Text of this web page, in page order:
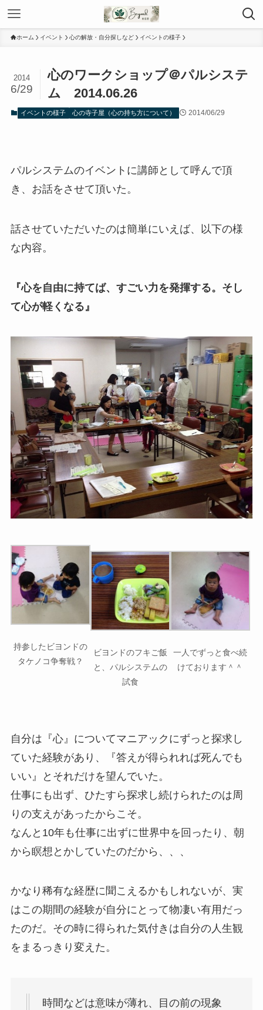
ホーム イベント 心の解放・自分探しなど イベントの様子
心のワークショップ＠パルシステ
ム 2014.06.26
2014
6/29
イベントの様子 心の寺子屋（心の持ち方について） 2014/06/29
パルシステムのイベントに講師として呼んで頂
き、お話をさせて頂いた。
話させていただいたのは簡単にいえば、以下の様
な内容。
『心を自由に持てば、すごい力を発揮する。そし
て心が軽くなる』
持参したビヨンドの
タケノコ争奪戦？
ビヨンドのフキご飯
と、パルシステムの
試食
一人でずっと食べ続
けております＾＾
自分は『心』についてマニアックにずっと探求し
ていた経験があり、『答えが得られれば死んでも
いい』とそれだけを望んでいた。
仕事にも出ず、ひたすら探求し続けられたのは周
りの支えがあったからこそ。
なんと10年も仕事に出ずに世界中を回ったり、朝
から瞑想とかしていたのだから、、、
かなり稀有な経歴に聞こえるかもしれないが、実
はこの期間の経験が自分にとって物凄い有用だっ
たのだ。その時に得られた気付きは自分の人生観
をまるっきり変えた。
時間などは意味が薄れ、目の前の現象